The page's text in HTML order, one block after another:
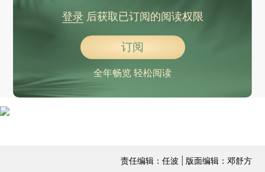
登录后获取已订阅的阅读权限
订阅
全年畅览 轻松阅读
责任编辑：任波 | 版面编辑：邓舒方